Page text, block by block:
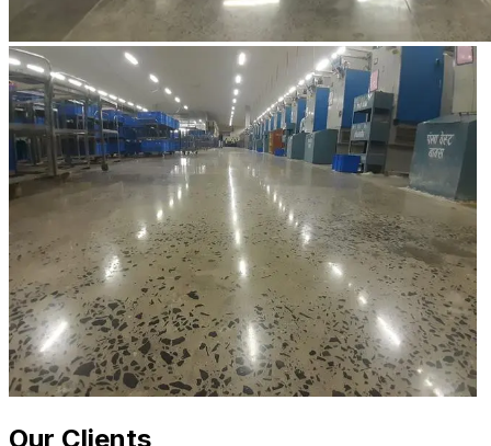
Our Clients